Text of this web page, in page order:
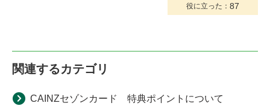
役に立った： 87
関連するカテゴリ
CAINZセゾンカード 特典ポイントについて